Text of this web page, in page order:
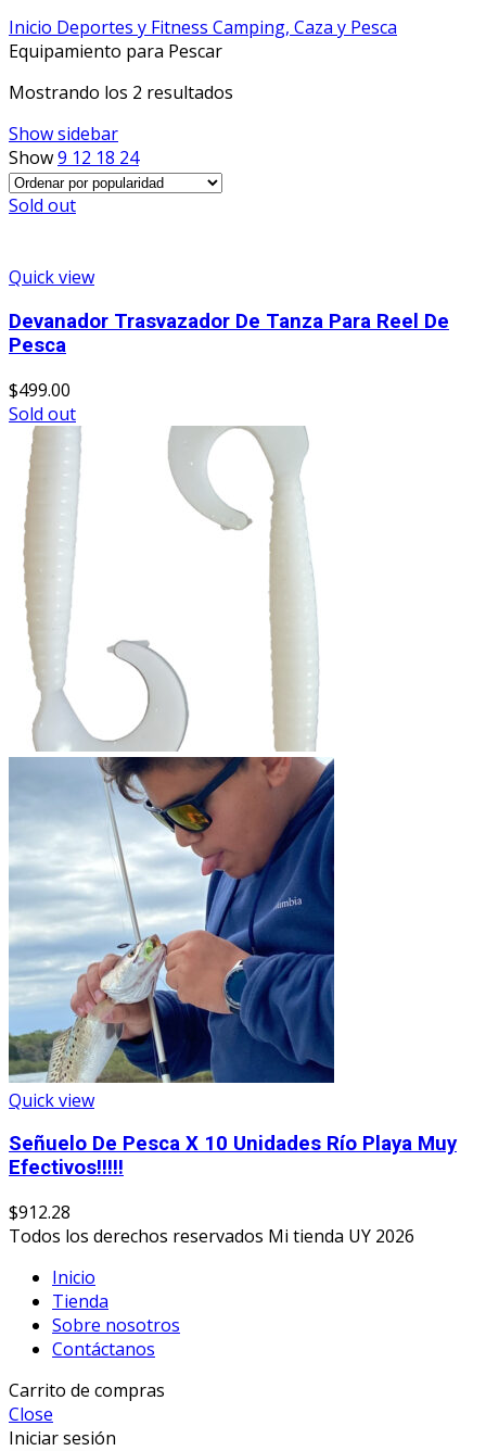
Inicio Deportes y Fitness Camping, Caza y Pesca
Equipamiento para Pescar
Mostrando los 2 resultados
Show sidebar
Show9 12 18 24
Sold out
Quick view
Devanador Trasvazador De Tanza Para Reel De
Pesca
$499.00
Sold out
Quick view
Señuelo De Pesca X 10 Unidades Río Playa Muy
Efectivos!!!!!
$912.28
Todos los derechos reservados Mi tienda UY 2026
Inicio
Tienda
Sobre nosotros
Contáctanos
Carrito de compras
Close
Iniciar sesión